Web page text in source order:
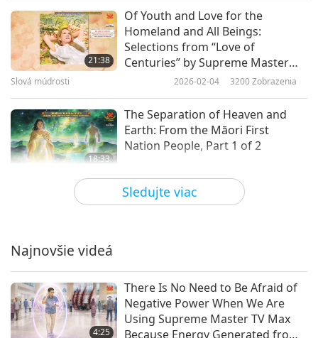
Sledujte viac
21:38
Of Youth and Love for the
Homeland and All Beings:
Selections from “Love of
Centuries” by Supreme Master
Ching Hai (vegan), Part 1 of 2
Slová múdrosti 2026-02-04 3200Zobrazenia
18:33
The Separation of Heaven and
Earth: From the Māori First
Nation People, Part 1 of 2
2026-02-02 3251
20:29
The Story of Al-Khidr (Peace Be
Upon Him) (vegetarian) —
Najnovšie videá
4:25
There Is No Need to Be Afraid of
Negative Power When We Are
Using Supreme Master TV Max
Because Energy Generated from